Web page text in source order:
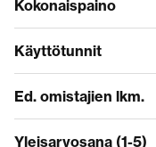
Kokonaispaino
Käyttötunnit
Ed. omistajien lkm.
Yleisarvosana (1-5)